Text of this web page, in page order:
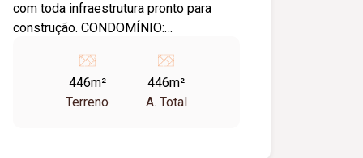
com toda infraestrutura pronto para
construção. CONDOMÍNIO:
Arborização viária; Sinalização vertical
e horizontal; Rede abastecimento de
água; Rede coletora de esgoto; Rede
446m²
Terreno
446m²
A. Total